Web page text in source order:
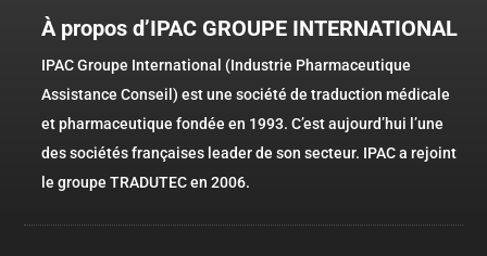
À propos d’IPAC GROUPE INTERNATIONAL
IPAC Groupe International (Industrie Pharmaceutique
Assistance Conseil) est une société de traduction médicale
et pharmaceutique fondée en 1993. C’est aujourd’hui l’une
des sociétés françaises leader de son secteur. IPAC a rejoint
le groupe TRADUTEC en 2006.